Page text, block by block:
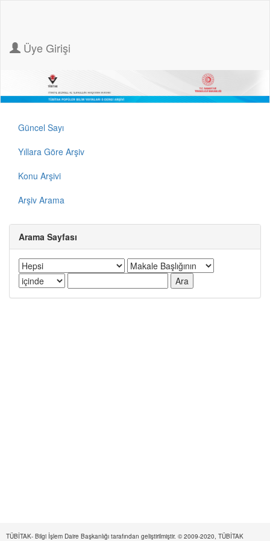
Üye Girişi
Güncel Sayı
Yıllara Göre Arşiv
Konu Arşivi
Arşiv Arama
Arama Sayfası
TÜBİTAK- Bilgi İşlem Daire Başkanlığı tarafından geliştirilmiştir. © 2009-2020, TÜBİTAK